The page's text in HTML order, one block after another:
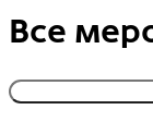
Все